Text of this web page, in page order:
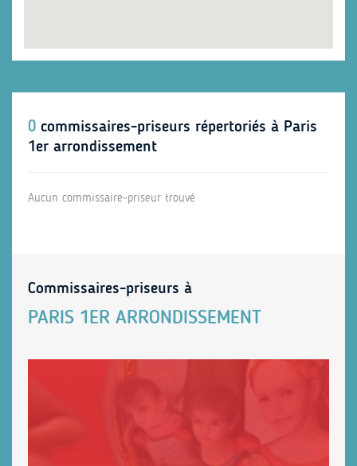
0 commissaires-priseurs répertoriés à Paris
1er arrondissement
Aucun commissaire-priseur trouvé
Commissaires-priseurs à
PARIS 1ER ARRONDISSEMENT